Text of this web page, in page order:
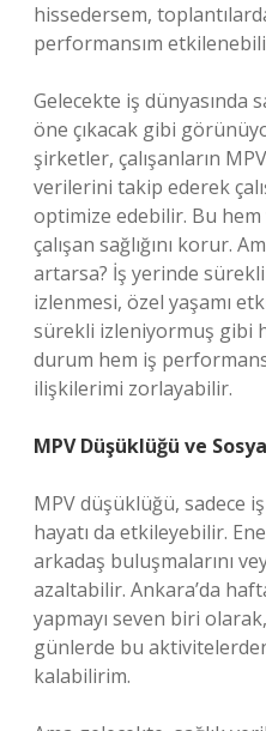
hissedersem,
performansım
Gelecekte iş dünyasında
öne çıkacak gibi
şirketler, çalışanların
verilerini takip ederek
optimize edebilir. Bu hem
çalışan sağlığını korur.
artarsa? İş yerinde
izlenmesi, özel yaşamı
sürekli izleniyormuş gibi
durum hem iş
ilişkilerimi zorlayabilir.
MPV Düşüklüğü ve
MPV düşüklüğü, sadece
hayatı da etkileyebilir.
arkadaş buluşmalarını
azaltabilir. Ankara’da
yapmayı seven biri
günlerde bu
kalabilirim.